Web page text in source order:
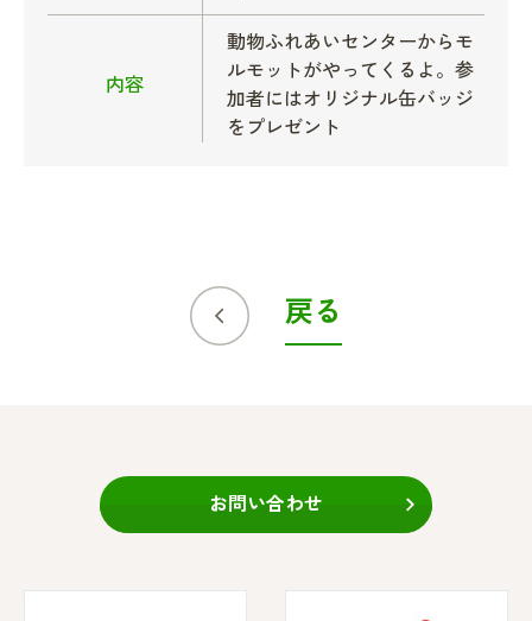
内容
動物ふれあいセンターからモ
ルモットがやってくるよ。参
加者にはオリジナル缶バッジ
をプレゼント
戻る
お問い合わせ